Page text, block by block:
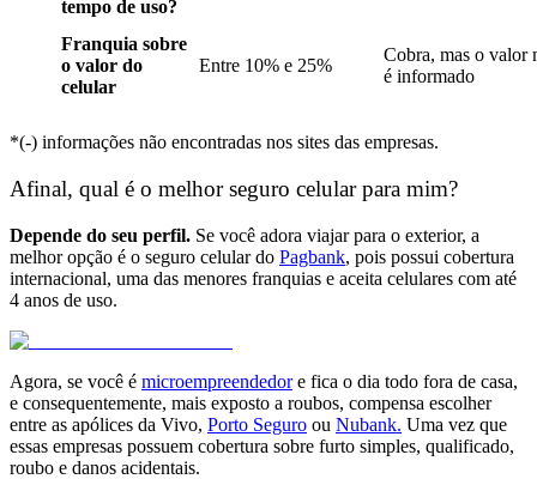
tempo de uso?
Franquia sobre
o valor do
celular
Entre 10% e 25%
Cobra, mas o valor
é informado
*(-) informações não encontradas nos sites das empresas.
Afinal, qual é o melhor seguro celular para mim?
Depende do seu perfil. Se você adora viajar para o exterior, a
melhor opção é o seguro celular do Pagbank, pois possui cobertura
internacional, uma das menores franquias e aceita celulares com até
4 anos de uso.
Agora, se você é microempreendedore fica o dia todo fora de casa,
e consequentemente, mais exposto a roubos, compensa escolher
entre as apólices da Vivo, Porto Seguro ou Nubank. Uma vez que
essas empresas possuem cobertura sobre furto simples, qualificado,
roubo e danos acidentais.